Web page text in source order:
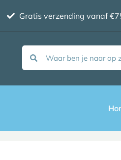
Gratis verzending vanaf